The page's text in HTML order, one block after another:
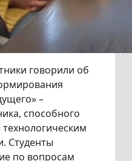
говорили об
–
способного
Студенты
по вопросам